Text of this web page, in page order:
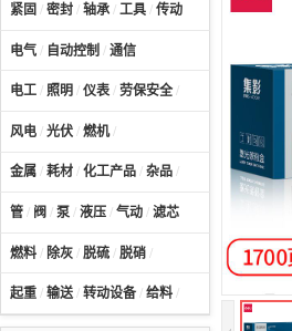
紧固 / 密封 / 轴承 / 工具 / 传动
电气 / 自动控制 / 通信
电工 / 照明 / 仪表 / 劳保安全 /
风电 / 光伏 / 燃机/
金属 / 耗材 / 化工产品 / 杂品 /
管 / 阀 / 泵 / 液压 / 气动 / 滤芯
燃料 / 除灰 / 脱硫 / 脱硝 /
起重 / 输送/ 转动设备 / 给料 /